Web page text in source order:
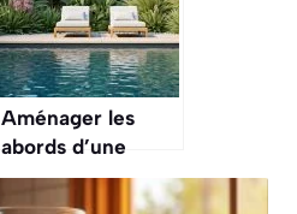
Aménager les
abords d’une
piscine avec des
plantes adaptées